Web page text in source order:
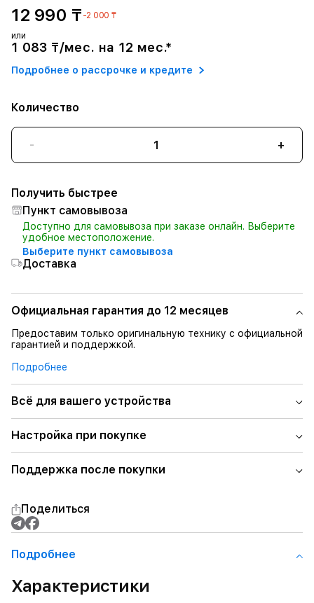
12 990 ₸ -2 000 ₸
или
1 083 ₸/мес. на 12 мес.*
Подробнее о рассрочке и кредите
Количество
- +
Получить быстрее
Пункт самовывоза
Доступно для самовывоза при заказе онлайн. Выберите
удобное местоположение.
Выберите пункт самовывоза
Доставка
Официальная гарантия до 12 месяцев
Предоставим только оригинальную технику с официальной
гарантией и поддержкой.
Подробнее
Всё для вашего устройства
Настройка при покупке
Поддержка после покупки
Поделиться
Подробнее
Характеристики